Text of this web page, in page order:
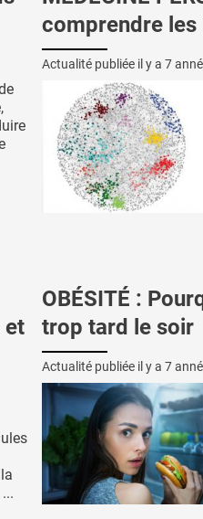
comprendre
Actualité publiée il y a 7
et
OBÉSITÉ :
trop tard le soir
Actualité publiée il y a 7